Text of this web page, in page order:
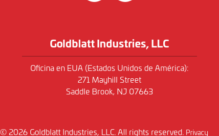
Goldblatt Industries, LLC
Oficina en EUA (Estados Unidos de América):
271 Mayhill Street
Saddle Brook, NJ 07663
© 2026 Goldblatt Industries, LLC. All rights reserved. Privacy